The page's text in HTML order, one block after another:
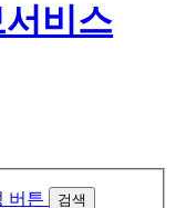
검색